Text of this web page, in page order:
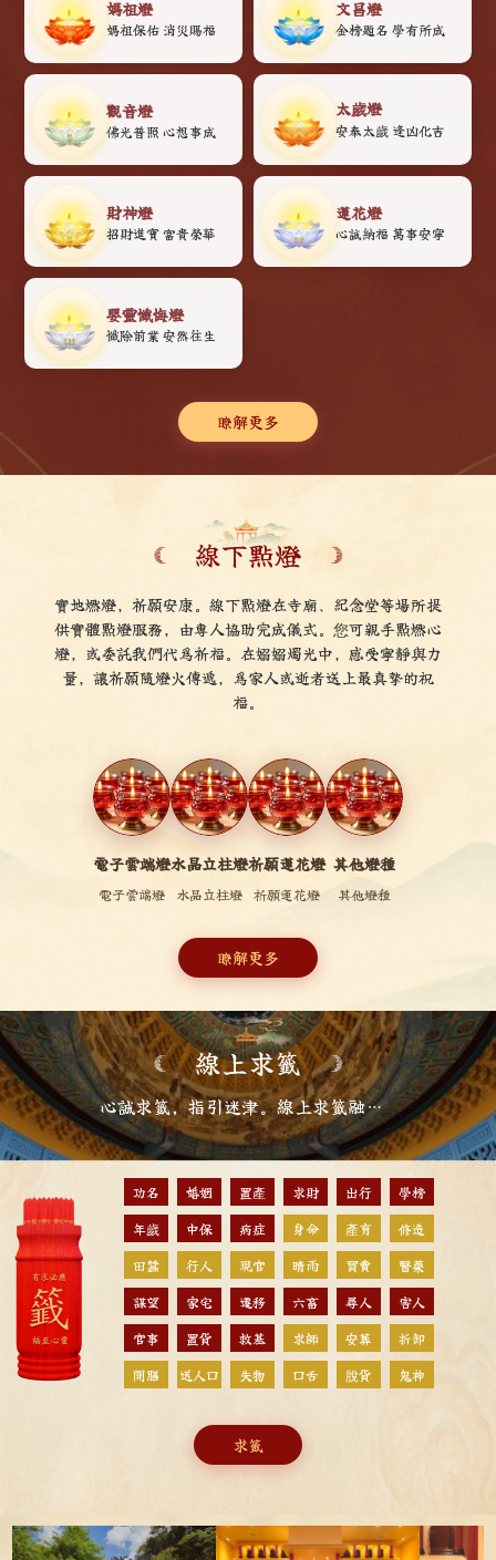
媽祖燈
媽祖保佑 消災賜福
文昌燈
金榜題名 學有所成
觀音燈
佛光普照 心想事成
太歲燈
安奉太歲 逢凶化吉
財神燈
招財進寶 富貴榮華
蓮花燈
心誠納福 萬事安寧
嬰靈懺悔燈
懺除前業 安然往生
瞭解更多
線下點燈
實地燃燈，祈願安康。線下點燈在寺廟、紀念堂等場所提
供實體點燈服務，由專人協助完成儀式。您可親手點燃心
燈，或委託我們代爲祈福。在嫋嫋燭光中，感受寧靜與力
量，讓祈願隨燈火傳遞，爲家人或逝者送上最真摯的祝
福。
電子雲端燈
電子雲端燈
水晶立柱燈
水晶立柱燈
祈願蓮花燈
祈願蓮花燈
其他燈種
其他燈種
瞭解更多
線上求籤
心誠求籤，指引迷津。線上求籤融合傳統文化與現代便捷，通過虛擬籤筒、解籤系統，爲您提供人生困惑的參考。無需前往廟宇，隨時隨地可求籤問卦，獲取籤文與解讀。以平和心態面對未知，讓傳統智慧爲生活增添一份從容與指引。
功名 婚姻 置產 求財 出行
學榜
年歲
中保 病症 身命 產育
修造
田蠶
行人 現官 晴雨 買賣
醫藥
謀望
家宅 遷移 六畜 尋人
害人
官事
置貨 救基 求師 安葬
折卸
開膳
送人口 失物 口舌 脫貨 鬼神
求籤